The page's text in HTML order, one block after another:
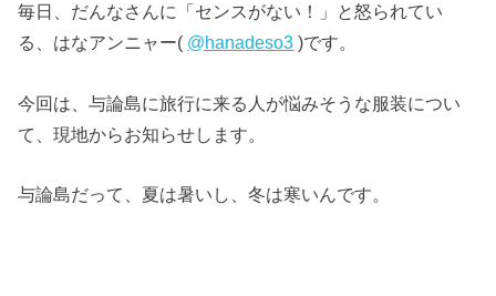
毎日、だんなさんに「センスがない！」と怒られてい
る、はなアンニャー( @hanadeso3 )です。
今回は、与論島に旅行に来る人が悩みそうな服装につい
て、現地からお知らせします。
与論島だって、夏は暑いし、冬は寒いんです。